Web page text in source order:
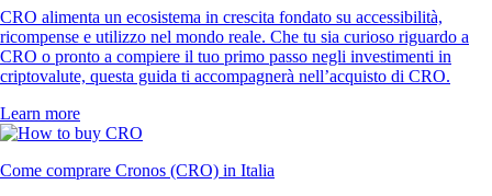
CRO alimenta un ecosistema in crescita fondato su accessibilità,
ricompense e utilizzo nel mondo reale. Che tu sia curioso riguardo a
CRO o pronto a compiere il tuo primo passo negli investimenti in
criptovalute, questa guida ti accompagnerà nell’acquisto di CRO.
Learn more
Come comprare Cronos (CRO) in Italia